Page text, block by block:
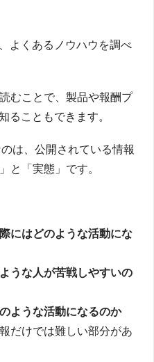
よくあるノウハウを調べ
むことで、製品や報酬プ
ることもできます。
は、公開されている情報
と「実態」です。
にはどのような活動にな
うな人が苦戦しやすいの
ような活動になるのか
だけでは難しい部分があ